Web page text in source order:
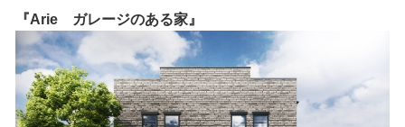
『Arie ガレージのある家』